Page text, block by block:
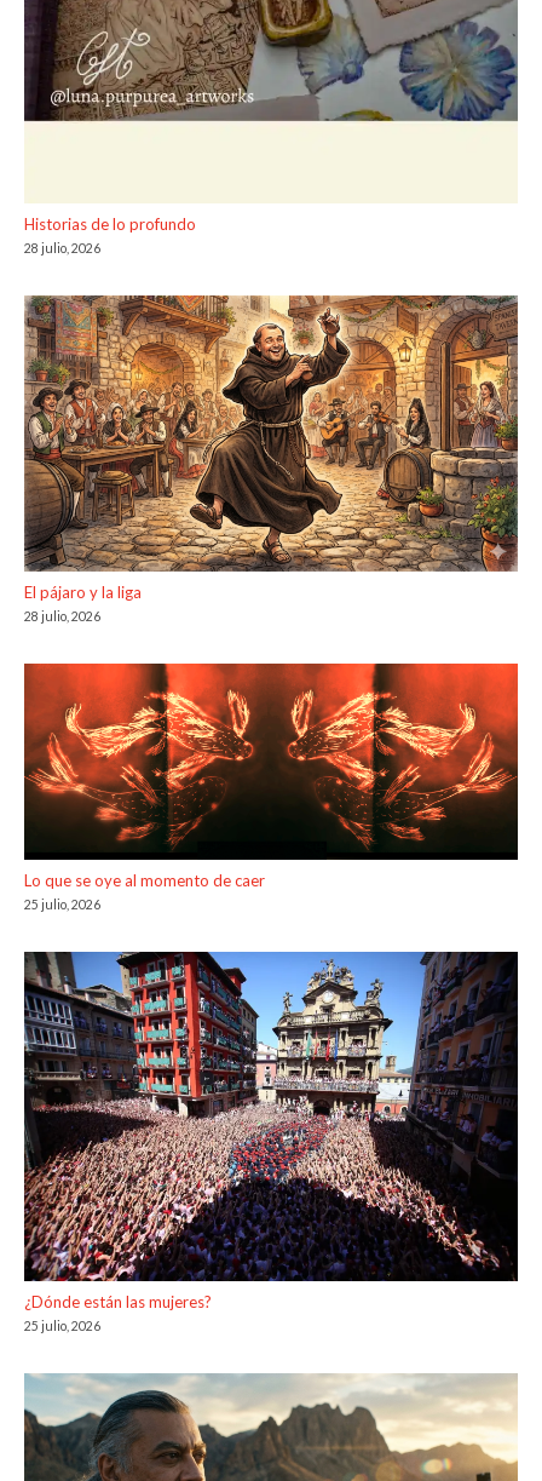
Historias de lo profundo
28 julio, 2026
El pájaro y la liga
28 julio, 2026
Lo que se oye al momento de caer
25 julio, 2026
¿Dónde están las mujeres?
25 julio, 2026